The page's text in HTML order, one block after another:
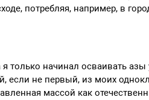
потребляя, например, в
я только начинал осваивать
если не первый, из моих
массой как